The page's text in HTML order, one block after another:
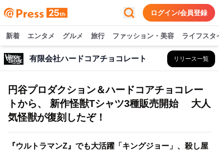
ログイン/会員登録
新着 エンタメ グルメ 旅行 ファッション・美容 ライフスタ
有限会社ハードコアチョコレート リリース一覧
円谷プロダクション＆ハードコアチョコレー
トから、 新作怪獣Tシャツ3種販売開始 大人
気怪獣が復刻したぞ！
『ウルトラマンZ』でも大活躍「キングジョー」、殺し屋